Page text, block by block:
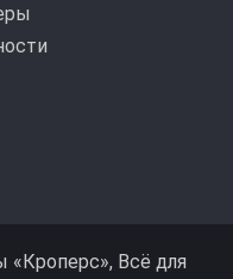
Всё для